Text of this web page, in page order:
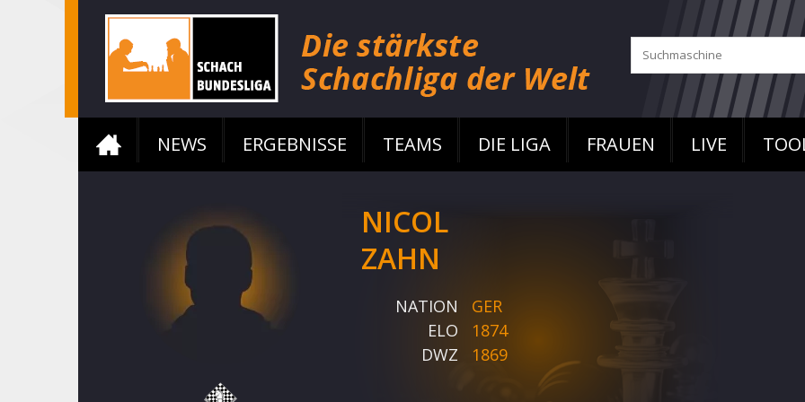
NEWS ERGEBNISSE TEAMS DIE LIGA FRAUEN LIVE
NICOL
ZAHN
NATION
GER
ELO
1874
DWZ
1869